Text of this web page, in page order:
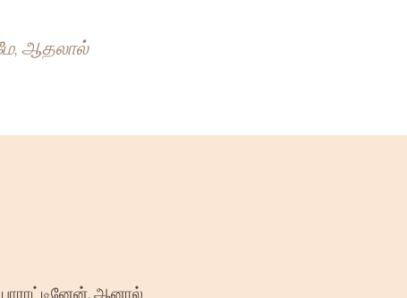
ஆதலால்
ஆனால்